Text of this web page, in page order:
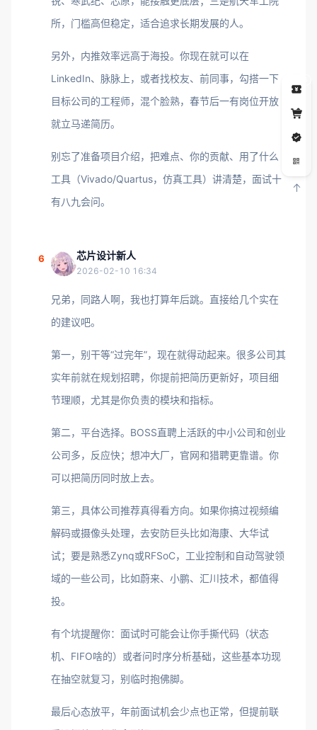
所，门槛高但稳定，适合追求长期发展的人。
另外，内推效率远高于海投。你现在就可以在
LinkedIn、脉脉上，或者找校友、前同事，勾搭一下
目标公司的工程师，混个脸熟，春节后一有岗位开放
就立马递简历。
别忘了准备项目介绍，把难点、你的贡献、用了什么
工具（Vivado/Quartus，仿真工具）讲清楚，面试十
有八九会问。
6 芯片设计新人
2026-02-10 16:34
兄弟，同路人啊，我也打算年后跳。直接给几个实在
的建议吧。
第一，别干等“过完年”，现在就得动起来。很多公司其
实年前就在规划招聘，你提前把简历更新好，项目细
节理顺，尤其是你负责的模块和指标。
第二，平台选择。BOSS直聘上活跃的中小公司和创业
公司多，反应快；想冲大厂，官网和猎聘更靠谱。你
可以把简历同时放上去。
第三，具体公司推荐真得看方向。如果你搞过视频编
解码或摄像头处理，去安防巨头比如海康、大华试
试；要是熟悉Zynq或RFSoC，工业控制和自动驾驶领
域的一些公司，比如蔚来、小鹏、汇川技术，都值得
投。
有个坑提醒你：面试时可能会让你手撕代码（状态
机、FIFO啥的）或者问时序分析基础，这些基本功现
在抽空就复习，别临时抱佛脚。
最后心态放平，年前面试机会少点也正常，但提前联